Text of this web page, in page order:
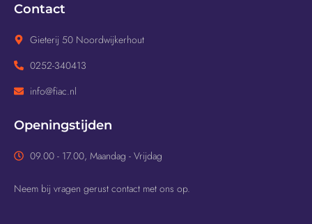
Contact
Gieterij 50 Noordwijkerhout
0252-340413
info@fiac.nl
Openingstijden
09.00 - 17.00, Maandag - Vrijdag
Neem bij vragen gerust contact met ons op.